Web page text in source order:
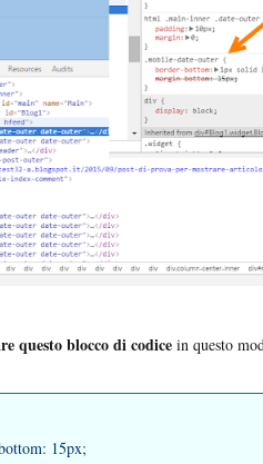
questo blocco di codice in questo
15px;